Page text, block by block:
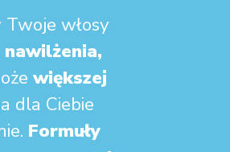
Twoje włosy
nawilżenia,
większej
dla Ciebie
Formuły